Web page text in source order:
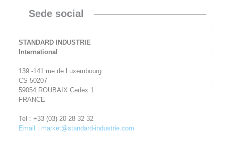
Sede social
STANDARD INDUSTRIE
International
139 -141 rue de Luxembourg
CS 50207
59054 ROUBAIX Cedex 1
FRANCE
Tel : +33 (03) 20 28 32 32
Email : market@standard-industrie.com